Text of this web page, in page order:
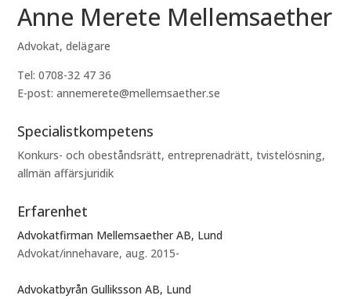
Anne Merete Mellemsaether
Advokat, delägare
Tel: 0708-32 47 36
E-post: annemerete@mellemsaether.se
Specialistkompetens
Konkurs- och obeståndsrätt, entreprenadrätt, tvistelösning,
allmän affärsjuridik
Erfarenhet
Advokatfirman Mellemsaether AB, Lund
Advokat/innehavare, aug. 2015-
Advokatbyrån Gulliksson AB, Lund